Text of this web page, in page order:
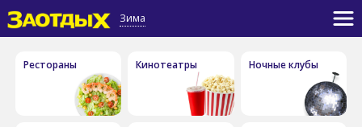
Зима
Рестораны Кинотеатры Ночные клубы